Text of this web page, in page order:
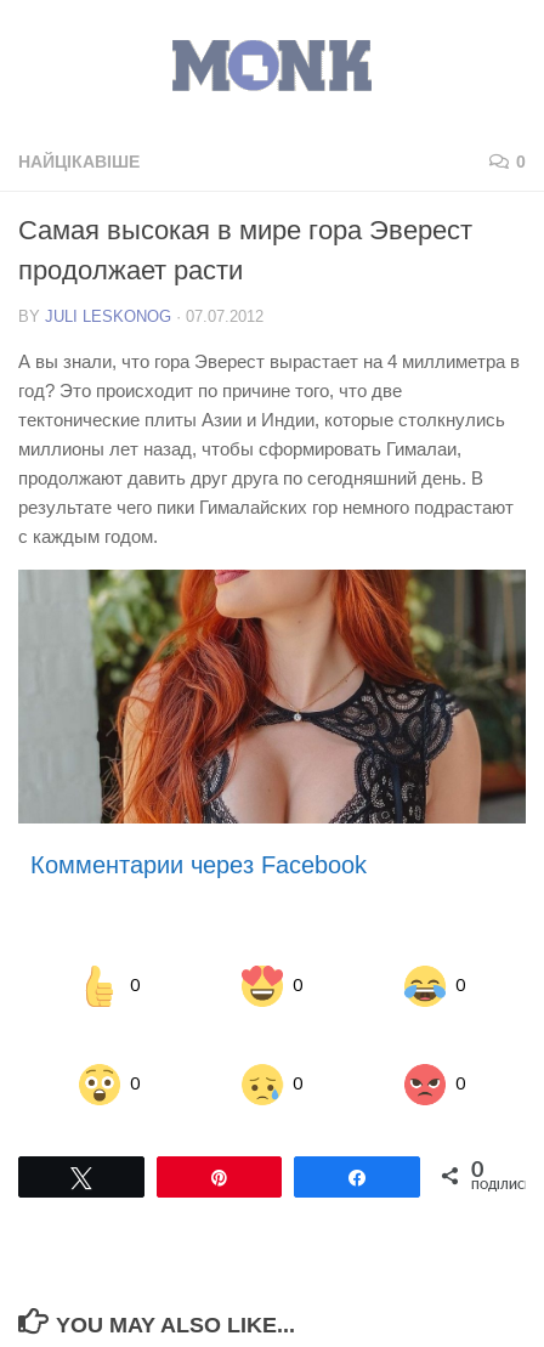
НАЙЦІКАВІШЕ 0
Самая высокая в мире гора Эверест
продолжает расти
BY JULI LESKONOG · 07.07.2012
А вы знали, что гора Эверест вырастает на 4 миллиметра в
год? Это происходит по причине того, что две
тектонические плиты Азии и Индии, которые столкнулись
миллионы лет назад, чтобы сформировать Гималаи,
продолжают давить друг друга по сегодняшний день. В
результате чего пики Гималайских гор немного подрастают
с каждым годом.
Комментарии через Facebook
0 0 0
0 0 0
Поділитися0
ПОДІЛИСЬ
YOU MAY ALSO LIKE...